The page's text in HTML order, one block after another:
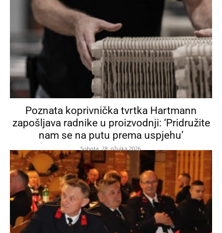
Poznata koprivnička tvrtka Hartmann
zapošljava radnike u proizvodnji: ‘Pridružite
nam se na putu prema uspjehu’
Subota, 28. ožujka 2026.